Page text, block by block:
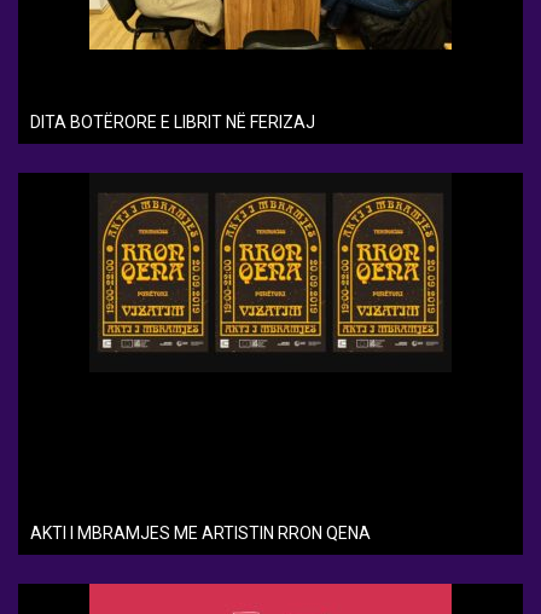
DITA BOTËRORE E LIBRIT NË FERIZAJ
AKTI I MBRAMJES ME ARTISTIN RRON QENA